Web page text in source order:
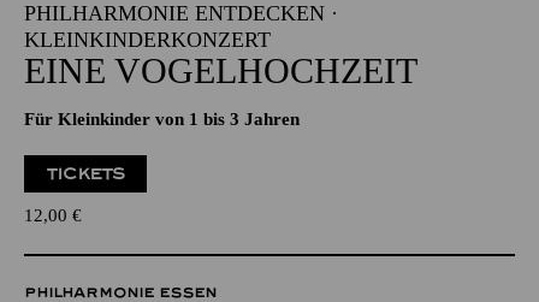
PHILHARMONIE ENTDECKEN ·
KLEINKINDERKONZERT
EINE VOGELHOCHZEIT
Für Kleinkinder von 1 bis 3 Jahren
TICKETS
12,00 €
PHILHARMONIE ESSEN